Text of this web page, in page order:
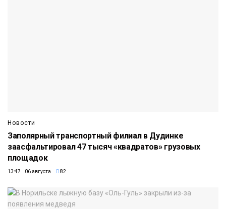
Новости
Заполярный транспортный филиал в Дудинке
заасфальтировал 47 тысяч «квадратов» грузовых
площадок
13:47 06 августа 82